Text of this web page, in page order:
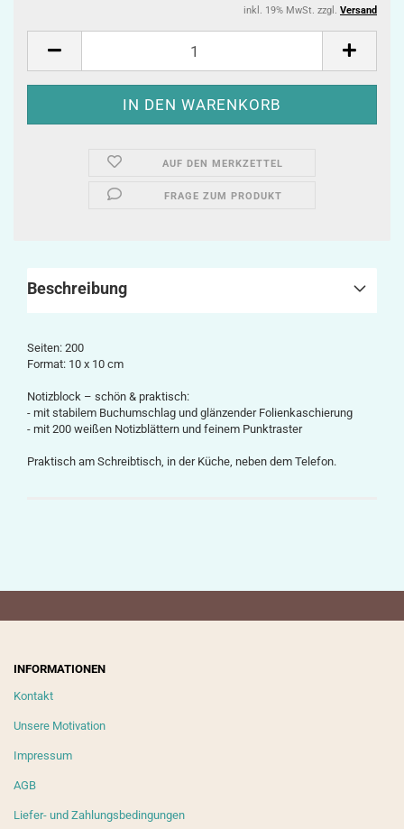
inkl. 19% MwSt. zzgl. Versand
AUF DEN MERKZETTEL
FRAGE ZUM PRODUKT
Beschreibung
Seiten: 200
Format: 10 x 10 cm
Notizblock – schön & praktisch:
- mit stabilem Buchumschlag und glänzender Folienkaschierung
- mit 200 weißen Notizblättern und feinem Punktraster
Praktisch am Schreibtisch, in der Küche, neben dem Telefon.
INFORMATIONEN
Kontakt
Unsere Motivation
Impressum
AGB
Liefer- und Zahlungsbedingungen